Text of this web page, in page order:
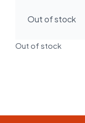
Out of stock
Out of stock